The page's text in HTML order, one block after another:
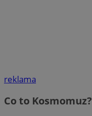
reklama
Co to Kosmomuz?